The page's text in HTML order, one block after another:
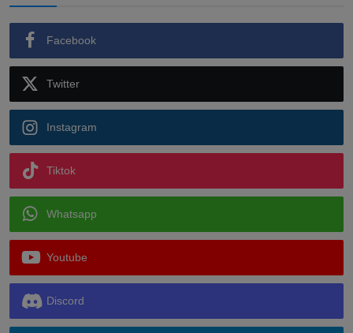
Facebook
Twitter
Instagram
Tiktok
Whatsapp
Youtube
Discord